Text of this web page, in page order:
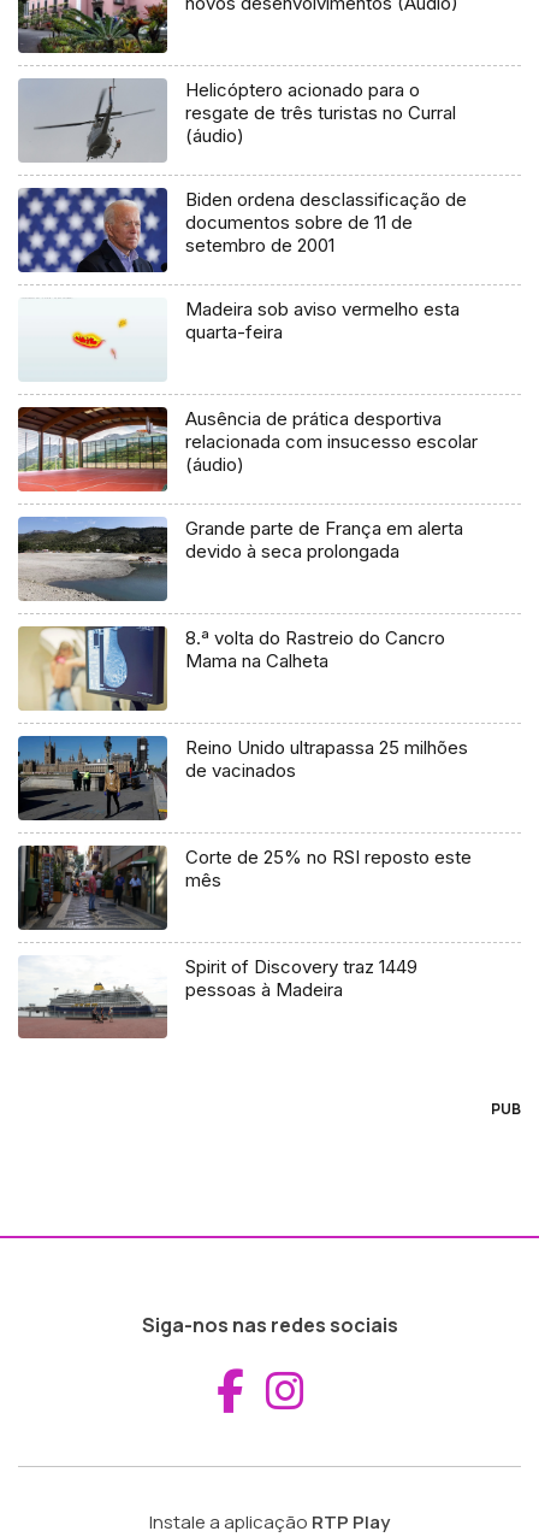
Helicóptero acionado para o
resgate de três turistas no Curral
(áudio)
Biden ordena desclassificação de
documentos sobre de 11 de
setembro de 2001
Madeira sob aviso vermelho esta
quarta-feira
Ausência de prática desportiva
relacionada com insucesso escolar
(áudio)
Grande parte de França em alerta
devido à seca prolongada
8.ª volta do Rastreio do Cancro
Mama na Calheta
Reino Unido ultrapassa 25 milhões
de vacinados
Corte de 25% no RSI reposto este
mês
Spirit of Discovery traz 1449
pessoas à Madeira
PUB
Siga-nos nas redes sociais
Aceder ao
Instale a aplicação RTP Play